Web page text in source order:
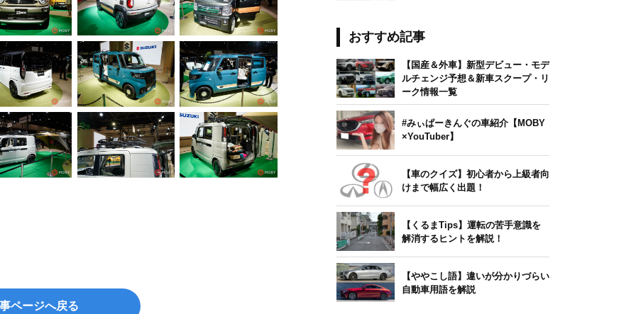
ページへ戻る
おすすめ記事
【国産＆外車】新型デビュー・モデ
ルチェンジ予想＆新車スクープ・リ
ーク情報一覧
#みぃぱーきんぐの車紹介【MOBY
×YouTuber】
【車のクイズ】初心者から上級者向
けまで幅広く出題！
【くるまTips】運転の苦手意識を
解消するヒントを解説！
【ややこし語】違いが分かりづらい
自動車用語を解説